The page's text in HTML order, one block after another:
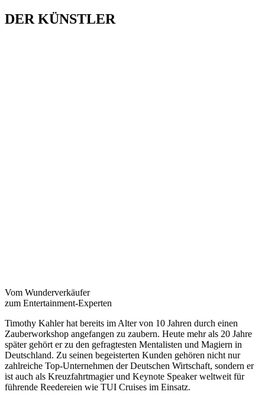
DER KÜNSTLER
Vom Wunderverkäufer
zum Entertainment-Experten
Timothy Kahler hat bereits im Alter von 10 Jahren durch einen
Zauberworkshop angefangen zu zaubern. Heute mehr als 20 Jahre
später gehört er zu den gefragtesten Mentalisten und Magiern in
Deutschland. Zu seinen begeisterten Kunden gehören nicht nur
zahlreiche Top-Unternehmen der Deutschen Wirtschaft, sondern er
ist auch als Kreuzfahrtmagier und Keynote Speaker weltweit für
führende Reedereien wie TUI Cruises im Einsatz.